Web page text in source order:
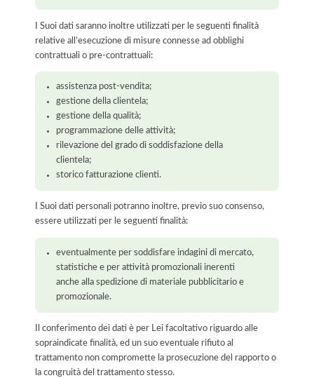
I Suoi dati saranno inoltre utilizzati per le seguenti finalità
relative all’esecuzione di misure connesse ad obblighi
contrattuali o pre-contrattuali:
assistenza post-vendita;
gestione della clientela;
gestione della qualità;
programmazione delle attività;
rilevazione del grado di soddisfazione della
clientela;
storico fatturazione clienti.
I Suoi dati personali potranno inoltre, previo suo consenso,
essere utilizzati per le seguenti finalità:
eventualmente per soddisfare indagini di mercato,
statistiche e per attività promozionali inerenti
anche alla spedizione di materiale pubblicitario e
promozionale.
Il conferimento dei dati è per Lei facoltativo riguardo alle
sopraindicate finalità, ed un suo eventuale rifiuto al
trattamento non compromette la prosecuzione del rapporto o
la congruità del trattamento stesso.